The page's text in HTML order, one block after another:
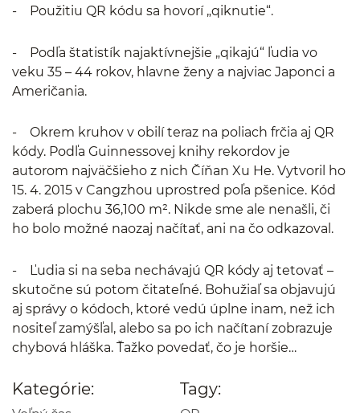
- Použitiu QR kódu sa hovorí „qiknutie“.
- Podľa štatistík najaktívnejšie „qikajú“ ľudia vo
veku 35 – 44 rokov, hlavne ženy a najviac Japonci a
Američania.
- Okrem kruhov v obilí teraz na poliach frčia aj QR
kódy. Podľa Guinnessovej knihy rekordov je
autorom najväčšieho z nich Číňan Xu He. Vytvoril ho
15. 4. 2015 v Cangzhou uprostred poľa pšenice. Kód
zaberá plochu 36,100 m². Nikde sme ale nenašli, či
ho bolo možné naozaj načítať, ani na čo odkazoval.
- Ľudia si na seba nechávajú QR kódy aj tetovať –
skutočne sú potom čitateľné. Bohužiaľ sa objavujú
aj správy o kódoch, ktoré vedú úplne inam, než ich
nositeľ zamýšľal, alebo sa po ich načítaní zobrazuje
chybová hláška. Ťažko povedať, čo je horšie…
Kategórie: Tagy: